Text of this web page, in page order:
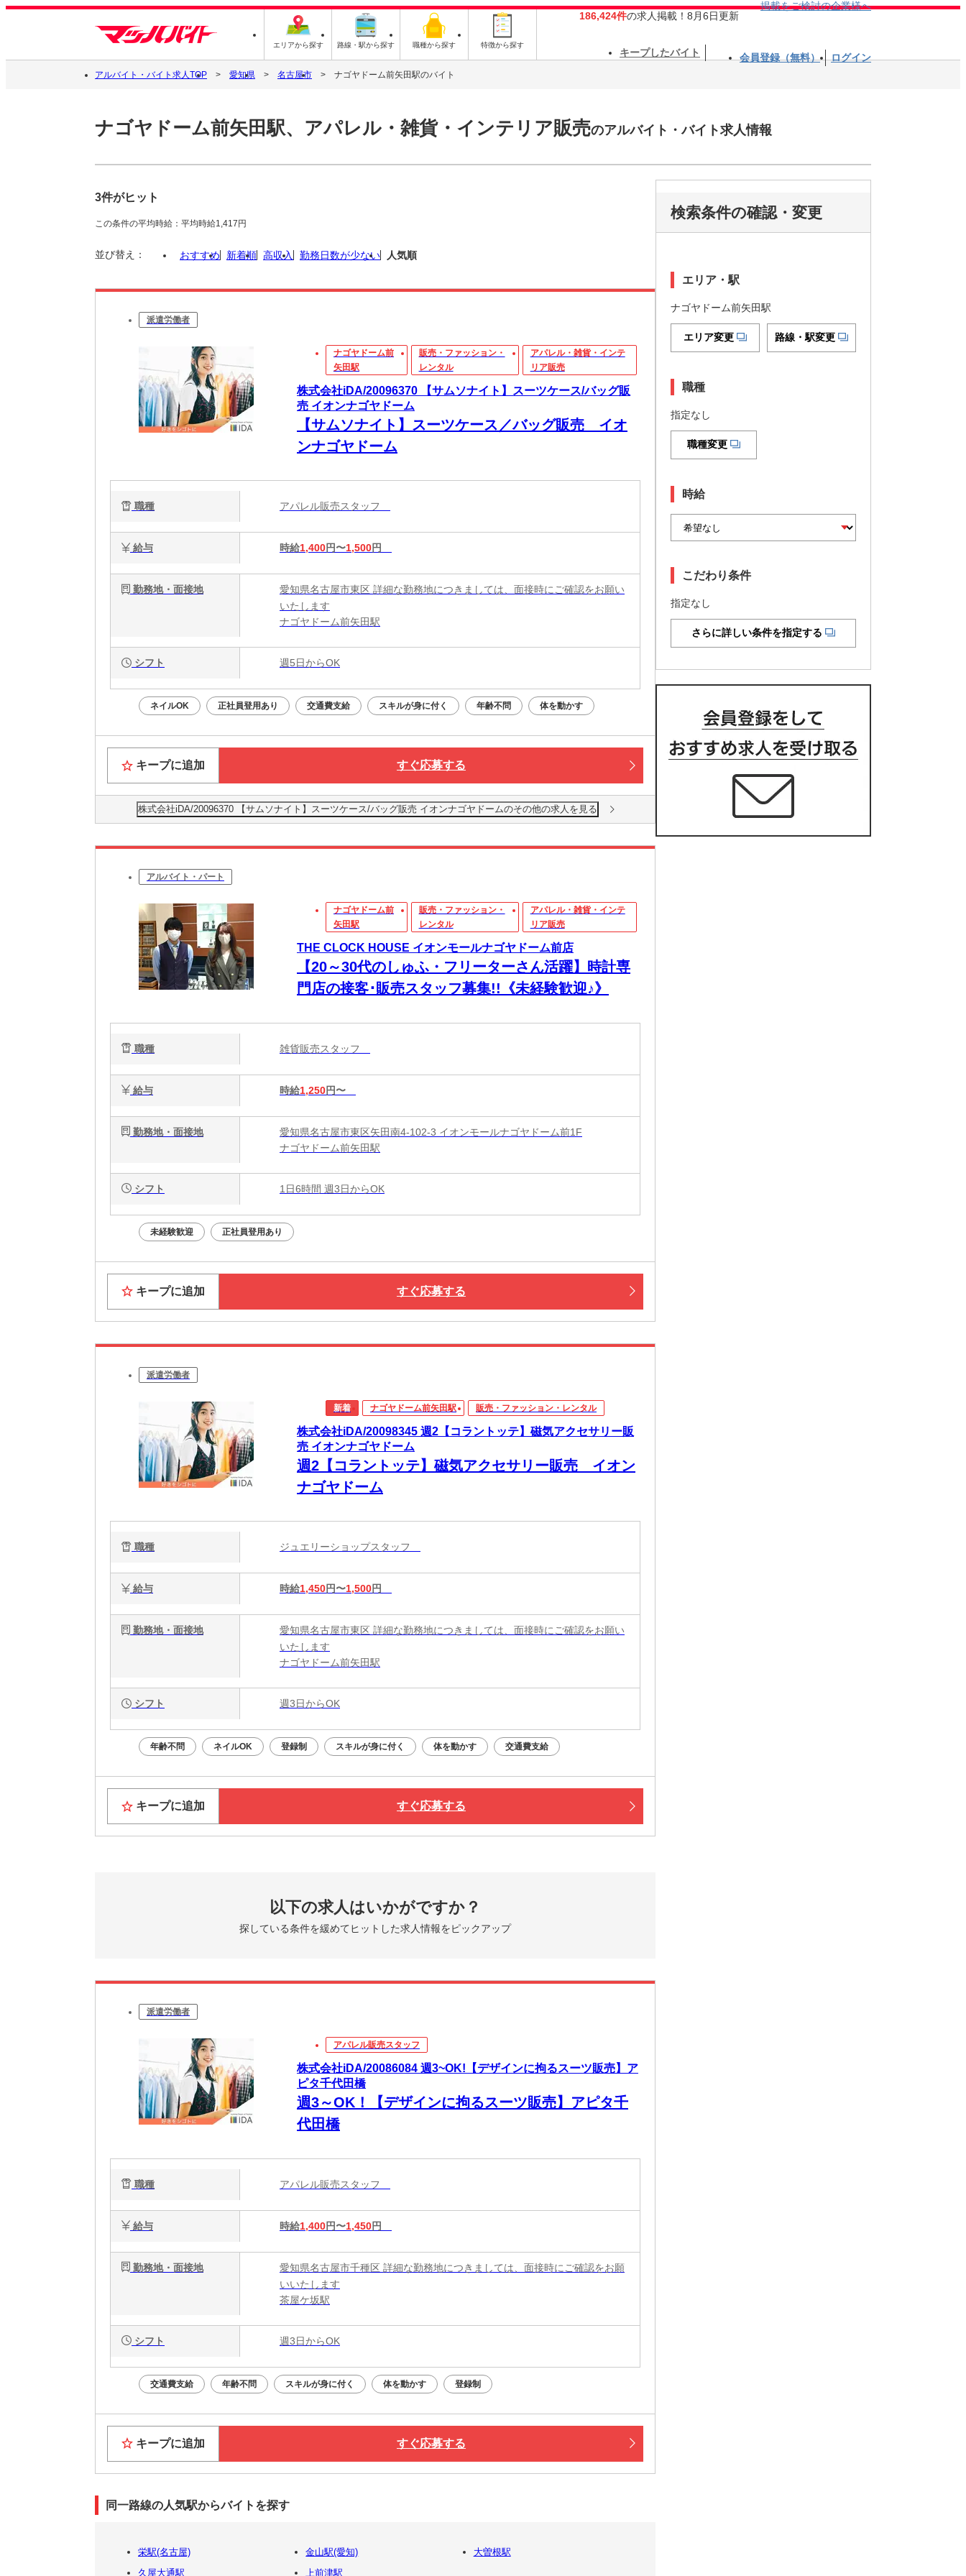
エリアから探す 路線・駅から探す 職種から探す 特徴から探す
186,424件の求人掲載！8月6日更新
掲載をご検討の企業様へ
キープしたバイト 会員登録（無料） ログイン
アルバイト・バイト求人TOP 愛知県 名古屋市 ナゴヤドーム前矢田駅のバイト
ナゴヤドーム前矢田駅、アパレル・雑貨・インテリア販売のアルバイト・バイト求人情報
3件がヒット
この条件の平均時給：平均時給1,417円
並び替え： おすすめ 新着順 高収入 勤務日数が少ない 人気順
派遣労働者
ナゴヤドーム前
矢田駅
販売・ファッション・
レンタル
アパレル・雑貨・インテ
リア販売
株式会社iDA/20096370 【サムソナイト】スーツケース/バッグ販
売 イオンナゴヤドーム
【サムソナイト】スーツケース／バッグ販売 イオ
ンナゴヤドーム
職種 アパレル販売スタッフ
給与 時給1,400円〜1,500円
勤務地・面接地
愛知県名古屋市東区 詳細な勤務地につきましては、面接時にご確認をお願い
いたします
ナゴヤドーム前矢田駅
シフト 週5日からOK
ネイルOK 正社員登用あり 交通費支給 スキルが身に付く 年齢不問 体を動かす
キープに追加 すぐ応募する
株式会社iDA/20096370 【サムソナイト】スーツケース/バッグ販売 イオンナゴヤドームのその他の求人を見る
アルバイト・パート
ナゴヤドーム前
矢田駅
販売・ファッション・
レンタル
アパレル・雑貨・インテ
リア販売
THE CLOCK HOUSE イオンモールナゴヤドーム前店
【20～30代のしゅふ・フリーターさん活躍】時計専
門店の接客･販売スタッフ募集!!《未経験歓迎♪》
職種 雑貨販売スタッフ
給与 時給1,250円〜
勤務地・面接地
愛知県名古屋市東区矢田南4-102-3 イオンモールナゴヤドーム前1F
ナゴヤドーム前矢田駅
シフト 1日6時間 週3日からOK
未経験歓迎 正社員登用あり
キープに追加 すぐ応募する
派遣労働者
新着 ナゴヤドーム前矢田駅 販売・ファッション・レンタル
株式会社iDA/20098345 週2【コラントッテ】磁気アクセサリー販
売 イオンナゴヤドーム
週2【コラントッテ】磁気アクセサリー販売 イオン
ナゴヤドーム
職種 ジュエリーショップスタッフ
給与 時給1,450円〜1,500円
勤務地・面接地
愛知県名古屋市東区 詳細な勤務地につきましては、面接時にご確認をお願い
いたします
ナゴヤドーム前矢田駅
シフト 週3日からOK
年齢不問 ネイルOK 登録制 スキルが身に付く 体を動かす 交通費支給
キープに追加 すぐ応募する
以下の求人はいかがですか？
探している条件を緩めてヒットした求人情報をピックアップ
派遣労働者
アパレル販売スタッフ
株式会社iDA/20086084 週3~OK!【デザインに拘るスーツ販売】ア
ピタ千代田橋
週3～OK！【デザインに拘るスーツ販売】アピタ千
代田橋
職種 アパレル販売スタッフ
給与 時給1,400円〜1,450円
勤務地・面接地
愛知県名古屋市千種区 詳細な勤務地につきましては、面接時にご確認をお願
いいたします
茶屋ケ坂駅
シフト 週3日からOK
交通費支給 年齢不問 スキルが身に付く 体を動かす 登録制
キープに追加 すぐ応募する
同一路線の人気駅からバイトを探す
栄駅(名古屋) 金山駅(愛知)
大曽根駅
久屋大通駅
上前津駅
検索条件の確認・変更
エリア・駅
ナゴヤドーム前矢田駅
エリア変更 路線・駅変更
職種
指定なし
職種変更
時給
こだわり条件
指定なし
さらに詳しい条件を指定する